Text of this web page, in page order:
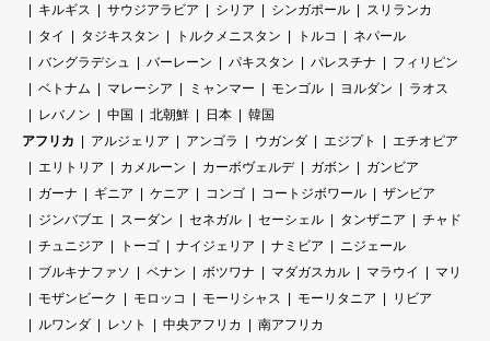
キルギス
サウジアラビア シリア シンガポール
スリランカ
タイ
タジキスタン トルクメニスタン トルコ
ネパール
バングラデシュ
バーレーン パキスタン パレスチナ
フィリピン
ベトナム
マレーシア ミャンマー モンゴル ヨルダン
ラオス
レバノン
中国 北朝鮮 日本
韓国
アフリカ
アルジェリア アンゴラ ウガンダ エジプト
エチオピア
エリトリア
カメルーン カーボヴェルデ ガボン
ガンビア
ガーナ
ギニア ケニア コンゴ コートジボワール
ザンビア
ジンバブエ
スーダン セネガル セーシェル タンザニア
チャド
チュニジア
トーゴ ナイジェリア ナミビア
ニジェール
ブルキナファソ
ベナン ボツワナ マダガスカル マラウイ
マリ
モザンビーク
モロッコ モーリシャス モーリタニア
リビア
ルワンダ
レソト 中央アフリカ
南アフリカ